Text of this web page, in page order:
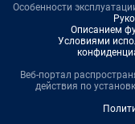
Особенности
Описанием
Условиями
Веб-портал
действия по